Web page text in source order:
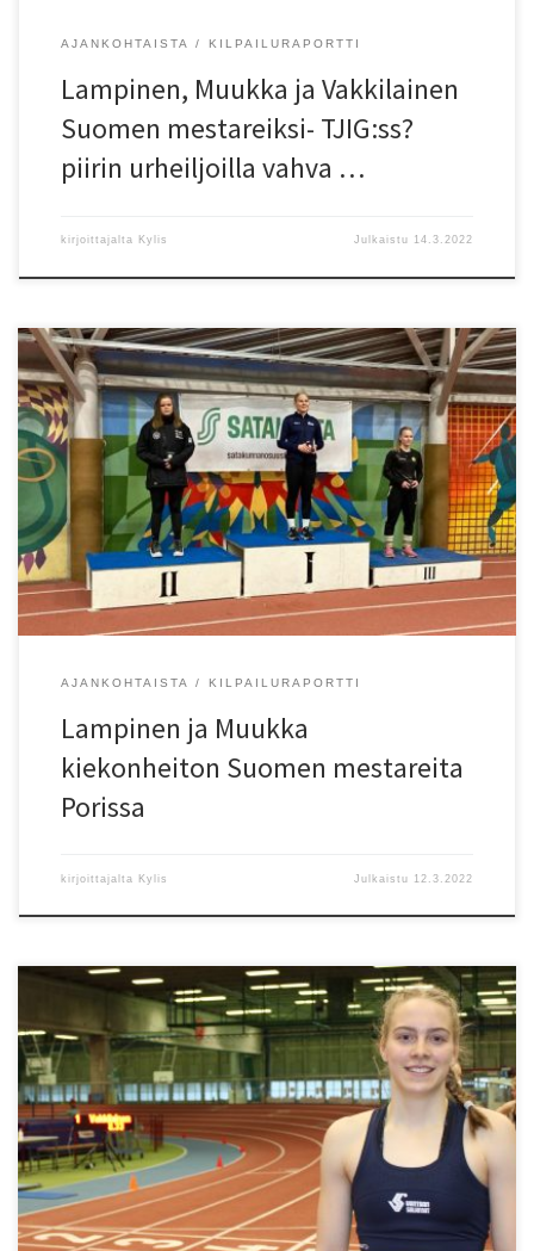
AJANKOHTAISTA KILPAILURAPORTTI
Lampinen, Muukka ja Vakkilainen
Suomen mestareiksi- TJIG:ss?
piirin urheiljoilla vahva …
kirjoittajalta Kylis Julkaistu 14.3.2022
Vantaan Salamien Iida Muukka heitti Porin Karhu-hallissa 15-
vuotiaiden Suomen mestariksi. Kiekko kaarsi lukemiin 46,76. Tulos
on Suomen kaikkien aikojen hallitilastossa viides. Ulkoratojen
piirienn?tyksestä Muukka j?i vain vajaan metrin. Piiriennätys on
Espoon Tapioiden Helena Sivulan 47,69. Alle 15-vuotiaissa ei
HelSY:ssä piirienn?tyksi? hallissa ole toistaiseksi tilastoitu. Muukan
tulos on 15-vuotiaiden hallipiiriennätys.SM-hopealle heitti […]
AJANKOHTAISTA KILPAILURAPORTTI
Lampinen ja Muukka
kiekonheiton Suomen mestareita
Porissa
kirjoittajalta Kylis Julkaistu 12.3.2022
Vantaan Salamien Jenna Vakkilainen voitti Tampereella 17-
vuotaiden viisiottelun Suomen mestaruuden. Voittotulos 3863
pistettä j?i vain 21 pistettä HKV Nea Proninin piirienn?tyksestä
vuodelta 2012. Onnittelut Jenna Vakkilainen ja valmentaja Riku
Valtonen vuoden neljännestä Suomen mestaruudesta! 11.3.
Tampere: N17 Viisiottelu (3,00 kg) 1) Jenna Vakkilainen (-05) VantSa
3863 (8.34 1.57 13.47 […]